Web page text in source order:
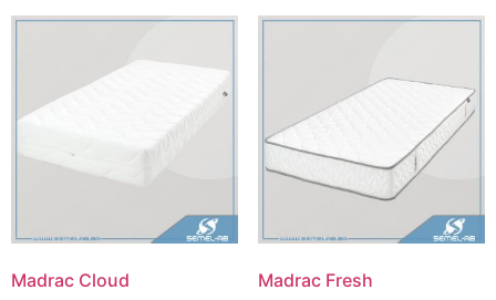
Madrac Cloud Madrac Fresh